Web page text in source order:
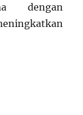
dengan